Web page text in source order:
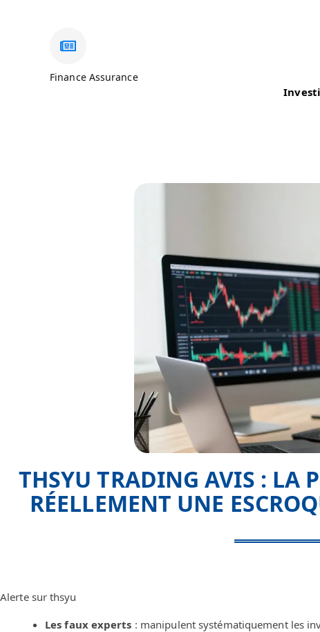
Finance Assurance
THSYU TRADING AVIS : LA
RÉELLEMENT UNE
Alerte sur thsyu
Les faux experts : manipulent systématiquement les